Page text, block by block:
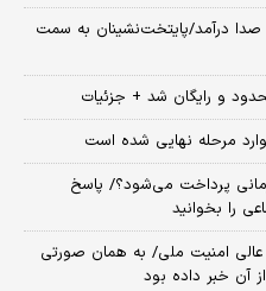
درآمد/پایتخت‌نشینان به سمت
و رایگان شد + جزئیات
وارد مرحله نهایی شده است
پرداخت می‌شود؟/ پاسخ
را بخوانید
عالی امنیت ملی/ به همان صورتی
آن خبر داده بود